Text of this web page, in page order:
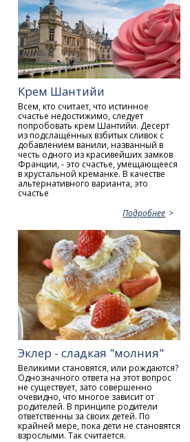
Крем Шантийи
Всем, кто считает, что истинное
счастье недостижимо, следует
попробовать крем Шантийи. Десерт
из подслащённых взбитых сливок с
добавлением ванили, названный в
честь одного из красивейших замков
Франции, - это счастье, умещающееся
в хрустальной креманке. В качестве
альтернативного варианта, это
счастье
Подробнее
Эклер - сладкая "молния"
Великими становятся, или рождаются?
Однозначного ответа на этот вопрос
не существует, зато совершенно
очевидно, что многое зависит от
родителей. В принципе родители
ответственны за своих детей. По
крайней мере, пока дети не становятся
взрослыми. Так считается.